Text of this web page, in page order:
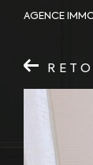
AGENCE